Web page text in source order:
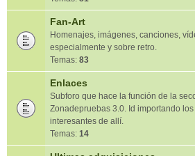
Fan-Art
Homenajes, imágenes, canciones,
especialmente y sobre retro.
Temas: 83
Enlaces
Subforo que hace la función de la
Zonadepruebas 3.0. Id importando
interesantes de allí.
Temas: 14